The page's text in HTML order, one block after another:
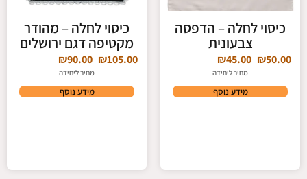
כיסוי לחלה – הדפסה
צבעונית
₪50.00
₪45.00
מחיר ליחידה
מידע נוסף
כיסוי לחלה – מהודר
מקטיפה דגם ירושלים
₪105.00
₪90.00
מחיר ליחידה
מידע נוסף